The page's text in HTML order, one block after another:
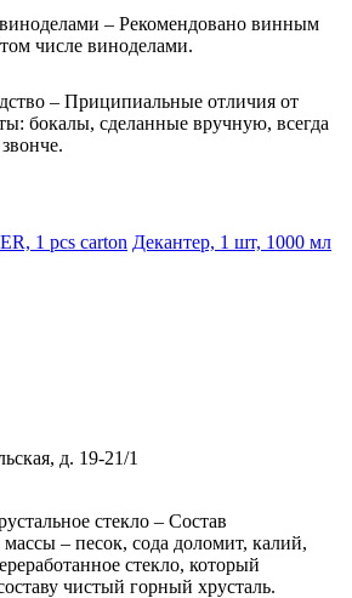
– Рекомендовано винным
числе виноделами.
– Приципиальные отличия от
бокалы, сделанные вручную, всегда
1 pcs carton Декантер, 1 шт, 1000 мл
д. 19-21/1
стекло – Состав
массы – песок, сода доломит, калий,
стекло, который
чистый горный хрусталь.